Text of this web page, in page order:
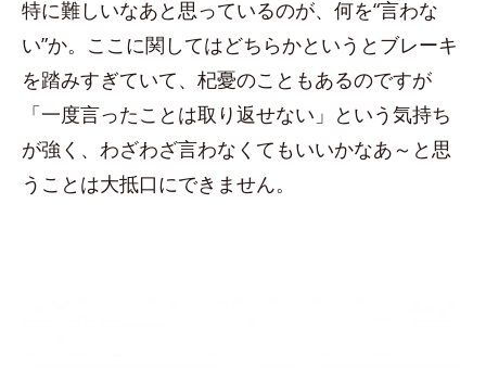
特に難しいなあと思っているのが、何を“言わな
い”か。ここに関してはどちらかというとブレーキ
を踏みすぎていて、杞憂のこともあるのですが
「一度言ったことは取り返せない」という気持ち
が強く、わざわざ言わなくてもいいかなあ～と思
うことは大抵口にできません。